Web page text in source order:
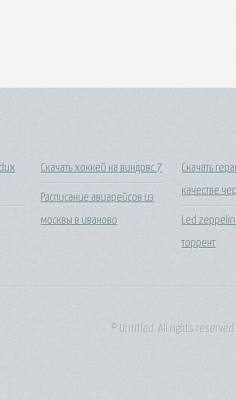
Скачать хоккей на виндовс 7
Расписание авиарейсов из
москвы в иваново
Скачать
качестве
Led zeppelin
торрент
© Untitled. All rights reserved.